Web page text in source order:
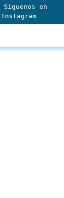
Síguenos en
Instagram